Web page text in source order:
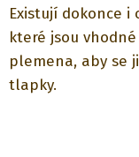
Existují dokonce i
které jsou
plemena, aby se
tlapky.